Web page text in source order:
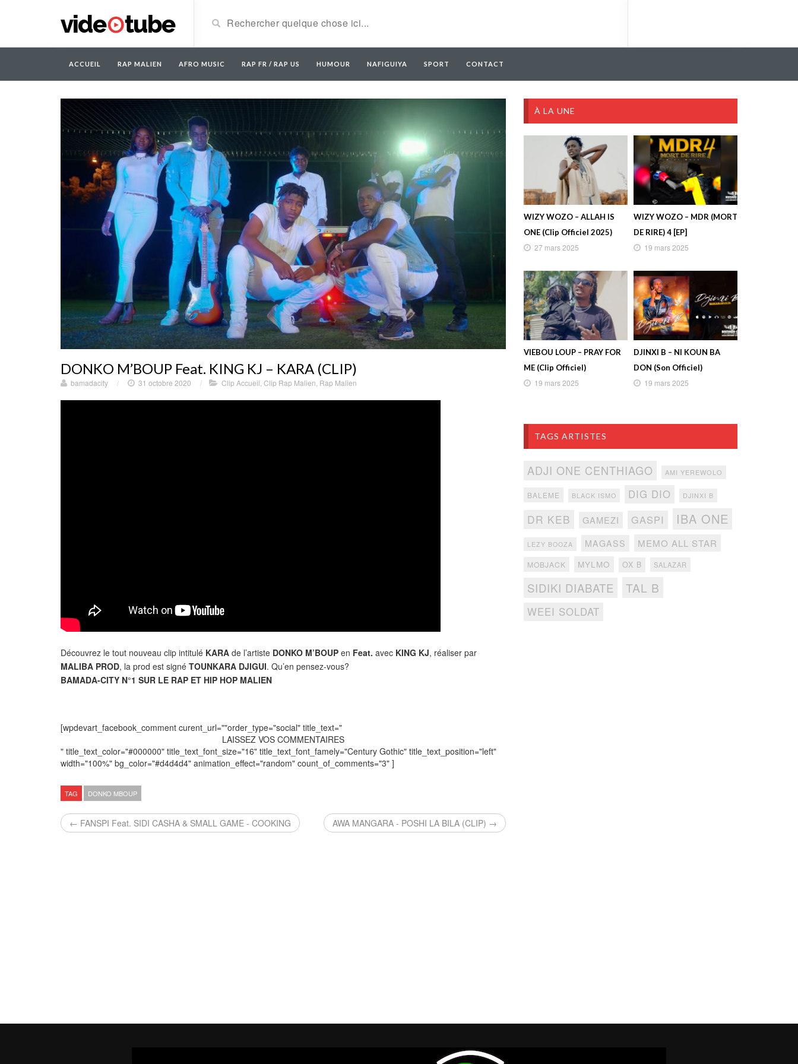
ACCUEIL RAP MALIEN AFRO MUSIC RAP FR / RAP US HUMOUR NAFIGUIYA SPORT CONTACT
DONKO M’BOUP Feat. KING KJ – KARA (CLIP)
bamadacity / 31 octobre 2020 / Clip Accueil Clip Rap Malien Rap Malien
Découvrez le tout nouveau clip intitulé KARA de l’artiste DONKO M’BOUP en Feat. avec KING KJ, réaliser par
MALIBA PROD, la prod est signé TOUNKARA DJIGUI. Qu’en pensez-vous?
BAMADA-CITY N°1 SUR LE RAP ET HIP HOP MALIEN
[wpdevart_facebook_comment curent_url=""order_type="social" title_text="
LAISSEZ VOS COMMENTAIRES
" title_text_color="#000000" title_text_font_size="16" title_text_font_famely="Century Gothic" title_text_position="left"
width="100%" bg_color="#d4d4d4" animation_effect="random" count_of_comments="3" ]
TAG DONKO MBOUP
← FANSPI Feat. SIDI CASHA & SMALL GAME - COOKING AWA MANGARA - POSHI LA BILA (CLIP) →
À LA UNE
WIZY WOZO – ALLAH IS
ONE (Clip Officiel 2025)
27 mars 2025
WIZY WOZO – MDR (MORT
DE RIRE) 4 [EP]
19 mars 2025
VIEBOU LOUP – PRAY FOR
ME (Clip Officiel)
19 mars 2025
DJINXI B – NI KOUN BA
DON (Son Officiel)
19 mars 2025
TAGS ARTISTES
ADJI ONE CENTHIAGO AMI YEREWOLO
BALEME BLACK ISMO DIG DIO DJINXI B
DR KEB GAMEZI GASPI IBA ONE
LEZY BOOZA MAGASS MEMO ALL STAR
MOBJACK MYLMO OX B SALAZAR
SIDIKI DIABATE TAL B
WEEI SOLDAT